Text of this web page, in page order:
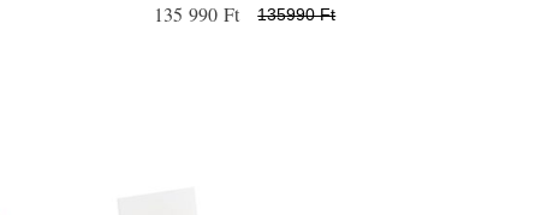
135 990 Ft 135990 Ft